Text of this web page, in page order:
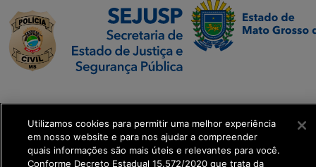
Executiva de
Transformação Digital
get_footer();
Utilizamos cookies para permitir uma melhor experiência
em nosso website e para nos ajudar a compreender
quais informações são mais úteis e relevantes para você.
Conforme Decreto Estadual 15.572/2020 que trata da